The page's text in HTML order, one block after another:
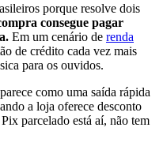
porque resolve dois
consegue pagar
Em um cenário de renda
de crédito cada vez mais
para os ouvidos.
como uma saída rápida
a loja oferece desconto
parcelado está aí, não tem